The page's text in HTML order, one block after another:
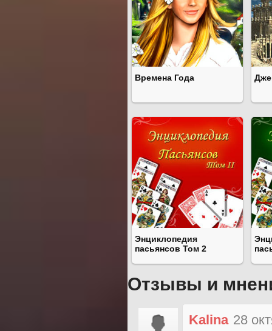
Времена Года
Энциклопедия
пасьянсов Том 2
Отзывы и
Kalina 28